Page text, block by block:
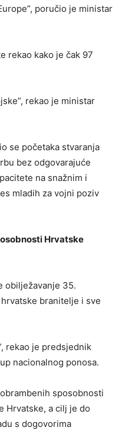
poručio je ministar
rekao kako je čak 97
rekao je ministar
se početaka stvaranja
bez odgovarajuće
na snažnim i
mladih za vojni poziv
Hrvatske
obilježavanje 35.
branitelje i sve
rekao je predsjednik
nacionalnog ponosa.
sposobnosti
Hrvatske, a cilj je do
s dogovorima